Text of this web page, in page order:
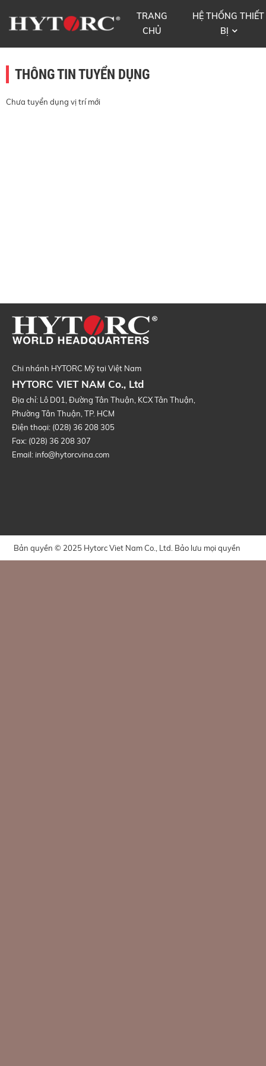
TRANG
CHỦ
HỆ THỐNG THIẾT
BỊ
THÔNG TIN TUYỂN DỤNG
Chưa tuyển dụng vị trí mới
Chi nhánh HYTORC Mỹ tại Việt Nam
HYTORC VIET NAM Co., Ltd
Địa chỉ: Lô D01, Đường Tân Thuận, KCX Tân Thuận,
Phường Tân Thuận, TP. HCM
Điện thoại: (028) 36 208 305
Fax: (028) 36 208 307
Email: info@hytorcvina.com
Bản quyền © 2025 Hytorc Viet Nam Co., Ltd. Bảo lưu mọi quyền